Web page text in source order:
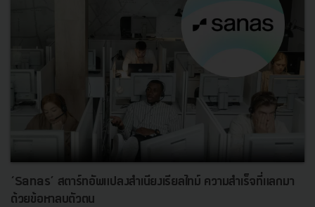
‘Sanas’ สตาร์ทอัพแปลงสำเนียงเรียลไทม์ ความสำเร็จที่แลกมา
ด้วยข้อหาลบตัวตน